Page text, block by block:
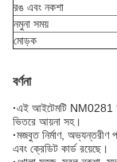
রঙ এবং নকশা
নমুনা সময়
মোড়ক
বর্ণনা
·এই আইটেমটি NM0281
ভিতরে আয়না সহ।
·মজবুত নির্মাণ, অভ্যন্তরীণ
এবং ক্রেডিট কার্ড রয়েছে।